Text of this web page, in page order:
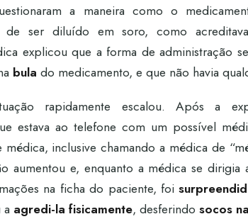
a maneira como o
de ser diluído em soro, como
explicou que a forma de administração
bula do medicamento, e que não havia
rapidamente escalou. Após a
estava ao telefone com um possível
médica, inclusive chamando a médica de
aumentou e, enquanto a médica se
na ficha do paciente, foi
agredi-la fisicamente, desferindo socos